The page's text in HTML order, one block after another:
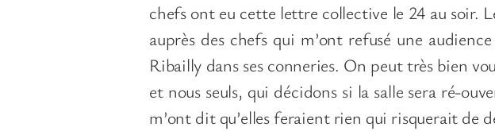
chefs ont eu cette lettre collective le 24 au soir.
auprès des chefs qui m’ont refusé une
Ribailly dans ses conneries. On peut très bien
et nous seuls, qui décidons si la salle sera ré-
m’ont dit qu’elles feraient rien qui risquerait de